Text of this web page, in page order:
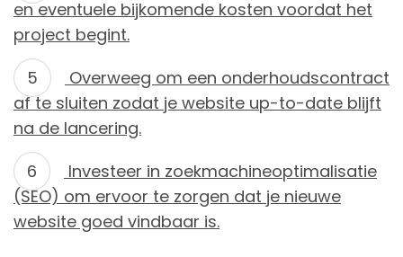
en eventuele bijkomende kosten voordat het
project begint.
Overweeg om een onderhoudscontract
af te sluiten zodat je website up-to-date blijft
na de lancering.
Investeer in zoekmachineoptimalisatie
(SEO) om ervoor te zorgen dat je nieuwe
website goed vindbaar is.